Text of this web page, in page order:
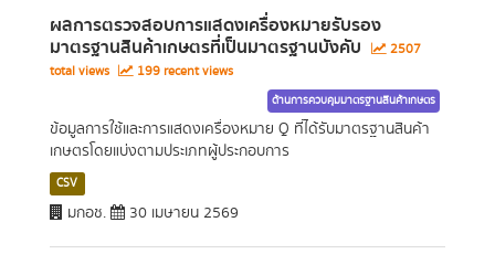
ผลการตรวจสอบการแสดงเครื่องหมายรับรอง
มาตรฐานสินค้าเกษตรที่เป็นมาตรฐานบังคับ
2507
total views
199 recent views
ด้านการควบคุมมาตรฐานสินค้าเกษตร
ข้อมูลการใช้และการแสดงเครื่องหมาย Q ที่ได้รับมาตรฐานสินค้า
เกษตรโดยแบ่งตามประเภทผู้ประกอบการ
CSV
มกอช. 30 เมษายน 2569